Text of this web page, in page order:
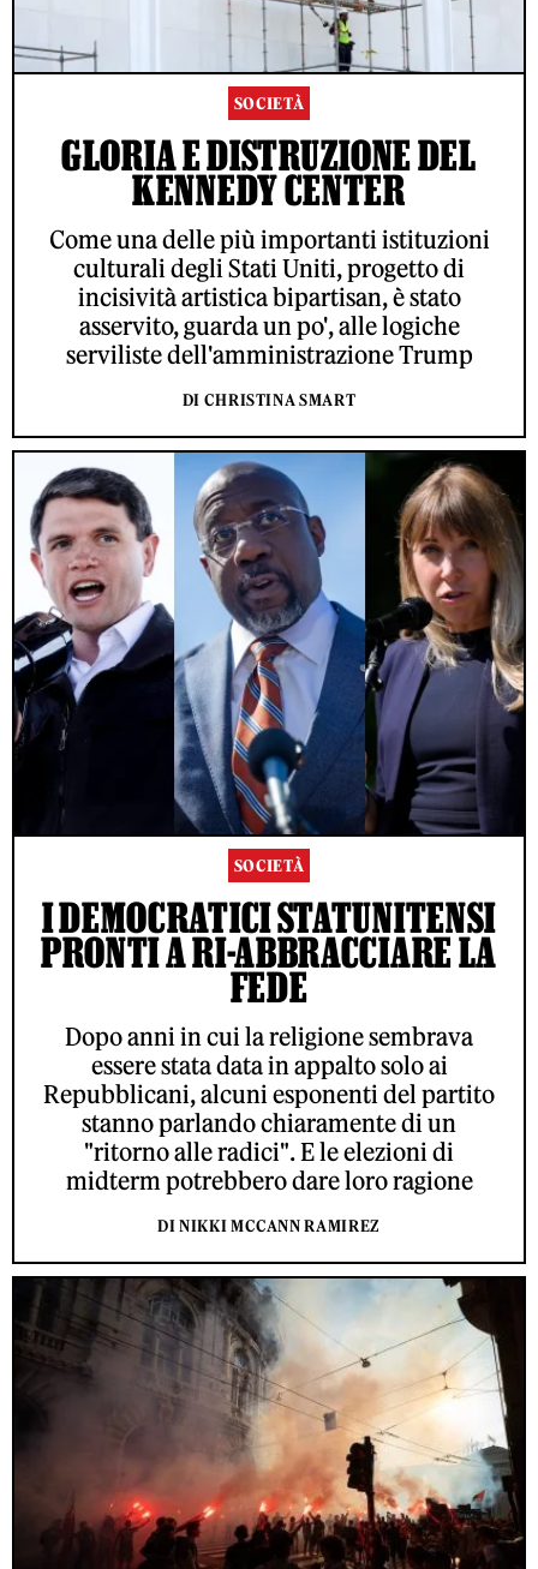
SOCIETÀ
GLORIA E DISTRUZIONE DEL
KENNEDY CENTER
Come una delle più importanti istituzioni
culturali degli Stati Uniti, progetto di
incisività artistica bipartisan, è stato
asservito, guarda un po', alle logiche
serviliste dell'amministrazione Trump
DI CHRISTINA SMART
SOCIETÀ
I DEMOCRATICI STATUNITENSI
PRONTI A RI-ABBRACCIARE LA
FEDE
Dopo anni in cui la religione sembrava
essere stata data in appalto solo ai
Repubblicani, alcuni esponenti del partito
stanno parlando chiaramente di un
"ritorno alle radici". E le elezioni di
midterm potrebbero dare loro ragione
DI NIKKI MCCANN RAMIREZ